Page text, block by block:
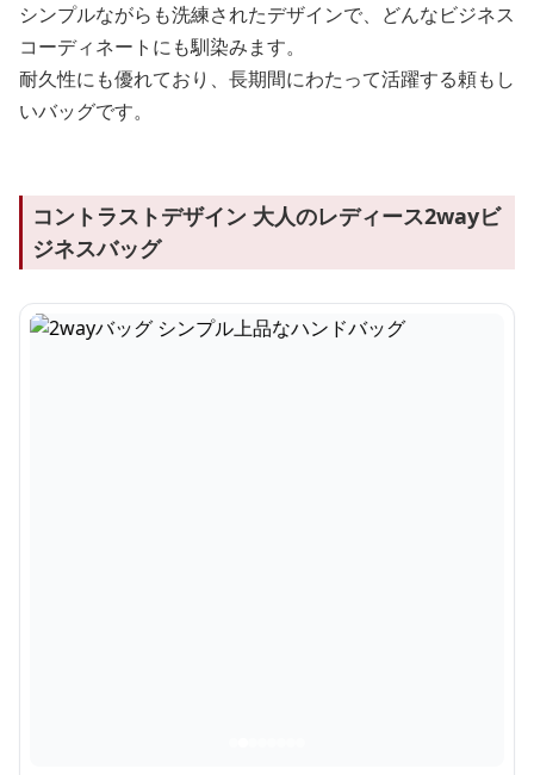
シンプルながらも洗練されたデザインで、どんなビジネス
コーディネートにも馴染みます。
耐久性にも優れており、長期間にわたって活躍する頼もし
いバッグです。
コントラストデザイン 大人のレディース2wayビ
ジネスバッグ